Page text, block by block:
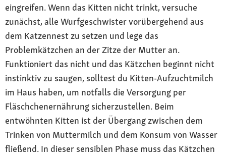
eingreifen. Wenn das Kitten nicht trinkt, versuche
zunächst, alle Wurfgeschwister vorübergehend aus
dem Katzennest zu setzen und lege das
Problemkätzchen an der Zitze der Mutter an.
Funktioniert das nicht und das Kätzchen beginnt nicht
instinktiv zu saugen, solltest du Kitten-Aufzuchtmilch
im Haus haben, um notfalls die Versorgung per
Fläschchenernährung sicherzustellen. Beim
entwöhnten Kitten ist der Übergang zwischen dem
Trinken von Muttermilch und dem Konsum von Wasser
fließend. In dieser sensiblen Phase muss das Kätzchen